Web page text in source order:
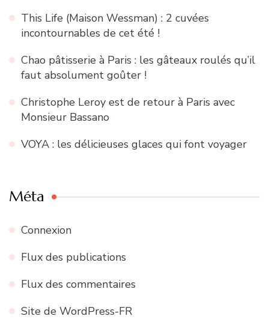
This Life (Maison Wessman) : 2 cuvées
incontournables de cet été !
Chao pâtisserie à Paris : les gâteaux roulés qu’il
faut absolument goûter !
Christophe Leroy est de retour à Paris avec
Monsieur Bassano
VOYA : les délicieuses glaces qui font voyager
Méta
Connexion
Flux des publications
Flux des commentaires
Site de WordPress-FR